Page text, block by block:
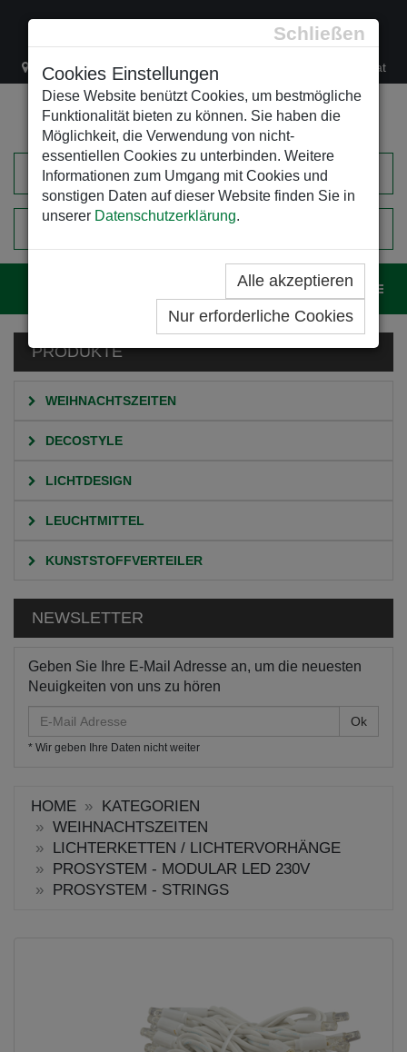
Schließen
Cookies Einstellungen
Diese Website benützt Cookies, um bestmögliche
Funktionalität bieten zu können. Sie haben die
Möglichkeit, die Verwendung von nicht-
essentiellen Cookies zu unterbinden. Weitere
Informationen zum Umgang mit Cookies und
sonstigen Daten auf dieser Website finden Sie in
unserer Datenschutzerklärung.
Alle akzeptieren
Nur erforderliche Cookies
Lacknergasse 78 +43/1/470 37 00 office@leso.at
EINKAUFSWAGEN
PRODUKTE
WEIHNACHTSZEITEN
DECOSTYLE
LICHTDESIGN
LEUCHTMITTEL
KUNSTSTOFFVERTEILER
NEWSLETTER
Geben Sie Ihre E-Mail Adresse an, um die neuesten
Neuigkeiten von uns zu hören
Mail
Adresse
* Wir geben Ihre Daten nicht weiter
HOME
KATEGORIEN
WEIHNACHTSZEITEN
LICHTERKETTEN / LICHTERVORHÄNGE
PROSYSTEM - MODULAR LED 230V
PROSYSTEM - STRINGS